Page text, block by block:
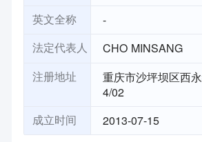
英文全称 -
法定代表人 CHO MINSANG
注册地址
重庆市沙坪坝区西
4/02
成立时间 2013-07-15